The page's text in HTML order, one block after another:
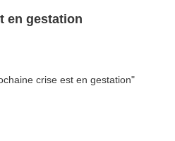
en gestation